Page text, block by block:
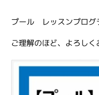
プール レッスンプログ
ご理解のほど、よろしく